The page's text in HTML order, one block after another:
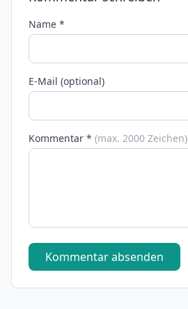
Name *
E-Mail (optional)
Kommentar * (max. 2000 Zeichen)
Kommentar absenden